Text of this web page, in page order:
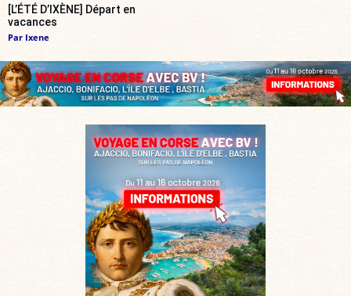
[L’ÉTÉ D’IXÈNE] Départ en
vacances
Par Ixene